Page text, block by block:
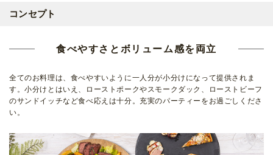
コンセプト
食べやすさとボリューム感を両立
全てのお料理は、食べやすいように一人分が小分けになって提供されま
す。小分けとはいえ、ローストポークやスモークダック、ローストビーフ
のサンドイッチなど食べ応えは十分。充実のパーティーをお過ごしくださ
い。